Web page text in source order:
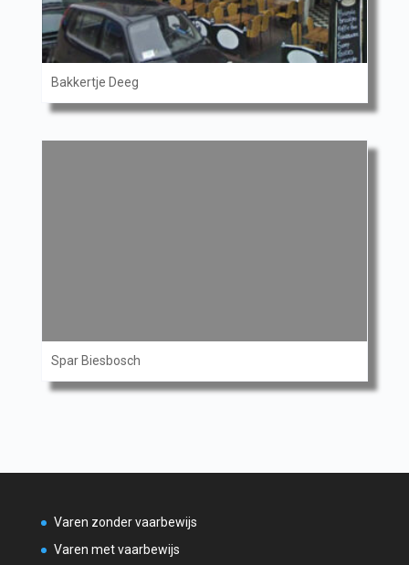
Bakkertje Deeg
Spar Biesbosch
Varen zonder vaarbewijs
Varen met vaarbewijs